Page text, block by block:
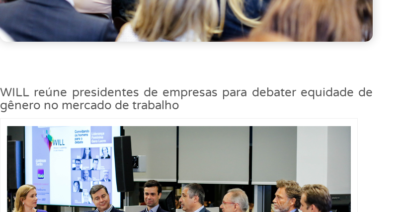
WILL reúne presidentes de empresas para debater equidade de
gênero no mercado de trabalho